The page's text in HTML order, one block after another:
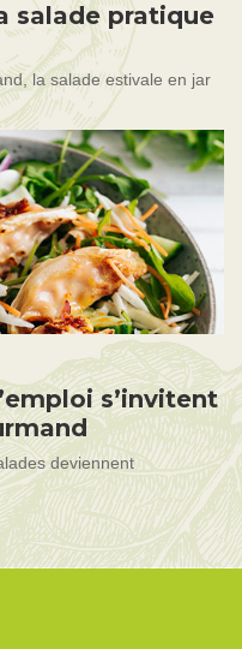
salade pratique
la salade estivale en jar
s’invitent
deviennent